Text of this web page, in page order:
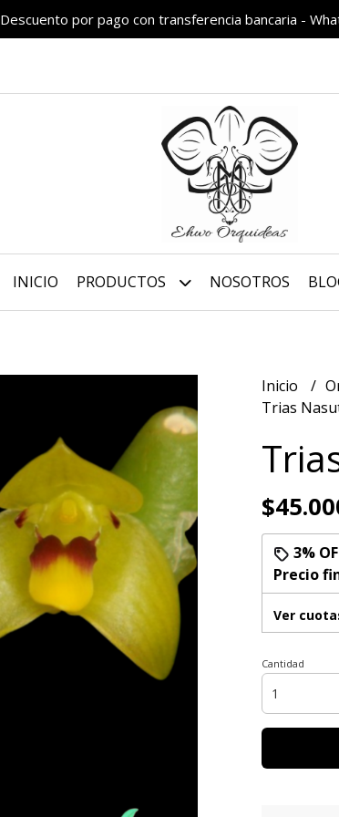
Descuento por pago con transferencia bancaria -
INICIO PRODUCTOS NOSOTROS
Inicio
Trias
3%
Precio
Ver
Cantidad